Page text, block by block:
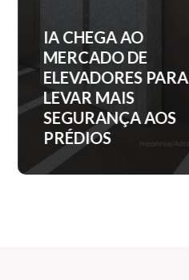
IA CHEGA AO
MERCADO DE
ELEVADORES PARA
LEVAR MAIS
SEGURANÇA AOS
PRÉDIOS